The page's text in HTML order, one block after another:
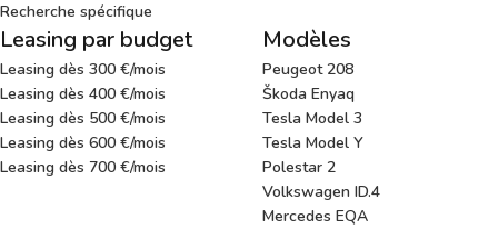
Recherche spécifique
Leasing par budget
Leasing dès 300 €/mois
Leasing dès 400 €/mois
Leasing dès 500 €/mois
Leasing dès 600 €/mois
Leasing dès 700 €/mois
Modèles
Peugeot 208
Škoda Enyaq
Tesla Model 3
Tesla Model Y
Polestar 2
Volkswagen ID.4
Mercedes EQA